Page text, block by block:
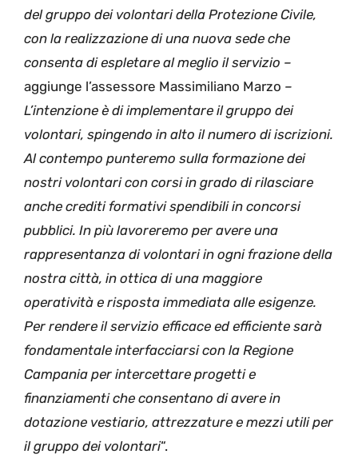
del gruppo dei volontari della Protezione Civile,
con la realizzazione di una nuova sede che
consenta di espletare al meglio il servizio –
aggiunge l’assessore Massimiliano Marzo –
L’intenzione è di implementare il gruppo dei
volontari, spingendo in alto il numero di iscrizioni.
Al contempo punteremo sulla formazione dei
nostri volontari con corsi in grado di rilasciare
anche crediti formativi spendibili in concorsi
pubblici. In più lavoreremo per avere una
rappresentanza di volontari in ogni frazione della
nostra città, in ottica di una maggiore
operatività e risposta immediata alle esigenze.
Per rendere il servizio efficace ed efficiente sarà
fondamentale interfacciarsi con la Regione
Campania per intercettare progetti e
finanziamenti che consentano di avere in
dotazione vestiario, attrezzature e mezzi utili per
il gruppo dei volontari“.